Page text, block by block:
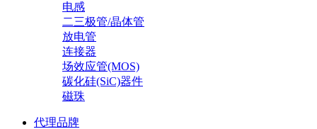
电感
二三极管/晶体管
放电管
连接器
场效应管(MOS)
碳化硅(SiC)器件
磁珠
代理品牌